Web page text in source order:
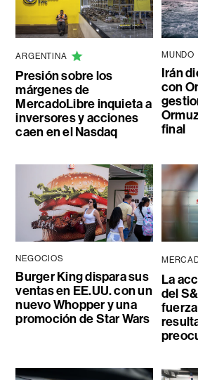
ARGENTINA
Presión sobre los
márgenes de
MercadoLibre inquieta a
inversores y acciones
caen en el Nasdaq
MUNDO
Irán
con
final
NEGOCIOS
Burger King dispara sus
ventas en EE.UU. con un
nuevo Whopper y una
promoción de Star Wars
La
del